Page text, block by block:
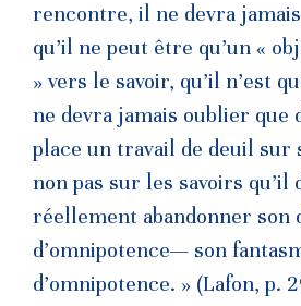
rencontre, il ne devra
qu’il ne peut être qu’un «
» vers le savoir, qu’il n’est
ne devra jamais oublier que
place un travail de deuil sur
non pas sur les savoirs qu’il
réellement abandonner son
d’omnipotence— son
d’omnipotence. » (Lafon, p.